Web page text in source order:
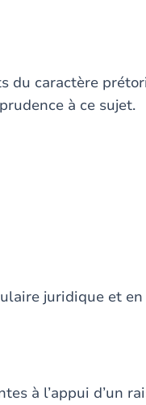
du caractère
à ce sujet.
juridique et
à l’appui d’un